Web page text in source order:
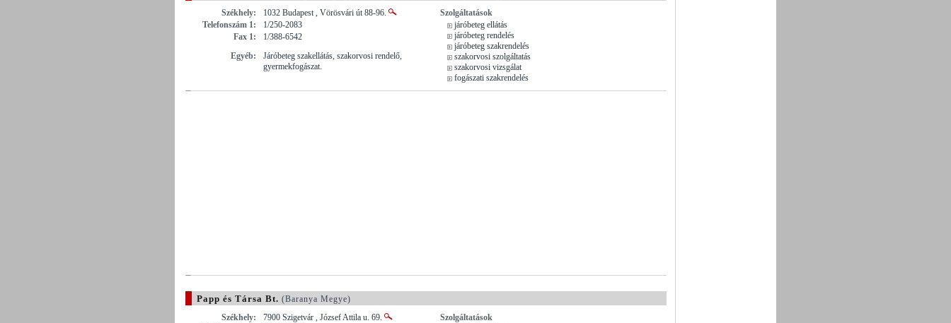
Székhely:
1032 Budapest , Vörösvári út 88-96.
Telefonszám 1:
1/250-2083
Fax 1:
1/388-6542
Egyéb:
Járóbeteg szakellátás, szakorvosi rendelő,
gyermekfogászat.
Szolgáltatások
járóbeteg ellátás
járóbeteg rendelés
járóbeteg szakrendelés
szakorvosi szolgáltatás
szakorvosi vizsgálat
fogászati szakrendelés
Papp és Társa Bt. (Baranya Megye)
Székhely:
7900 Szigetvár , József Attila u. 69.
Szolgáltatások